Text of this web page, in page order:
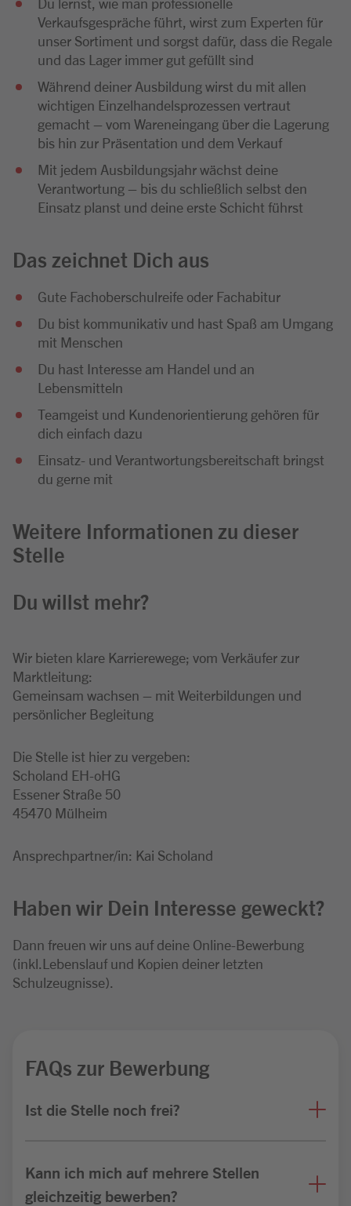
Verkaufsgespräche führt, wirst zum Experten für
unser Sortiment und sorgst dafür, dass die Regale
und das Lager immer gut gefüllt sind
Während deiner Ausbildung wirst du mit allen
wichtigen Einzelhandelsprozessen vertraut
gemacht – vom Wareneingang über die Lagerung
bis hin zur Präsentation und dem Verkauf
Mit jedem Ausbildungsjahr wächst deine
Verantwortung – bis du schließlich selbst den
Einsatz planst und deine erste Schicht führst
Das zeichnet Dich aus
Gute Fachoberschulreife oder Fachabitur
Du bist kommunikativ und hast Spaß am Umgang
mit Menschen
Du hast Interesse am Handel und an
Lebensmitteln
Teamgeist und Kundenorientierung gehören für
dich einfach dazu
Einsatz- und Verantwortungsbereitschaft bringst
du gerne mit
Weitere Informationen zu dieser
Stelle
Du willst mehr?
Wir bieten klare Karrierewege; vom Verkäufer zur
Marktleitung:
Gemeinsam wachsen – mit Weiterbildungen und
persönlicher Begleitung
Die Stelle ist hier zu vergeben:
Scholand EH-oHG
Essener Straße 50
45470 Mülheim
Ansprechpartner/in: Kai Scholand
Haben wir Dein Interesse geweckt?
Dann freuen wir uns auf deine Online-Bewerbung
(inkl.Lebenslauf und Kopien deiner letzten
Schulzeugnisse).
FAQs zur Bewerbung
Ist die Stelle noch frei?
Kann ich mich auf mehrere Stellen
gleichzeitig bewerben?